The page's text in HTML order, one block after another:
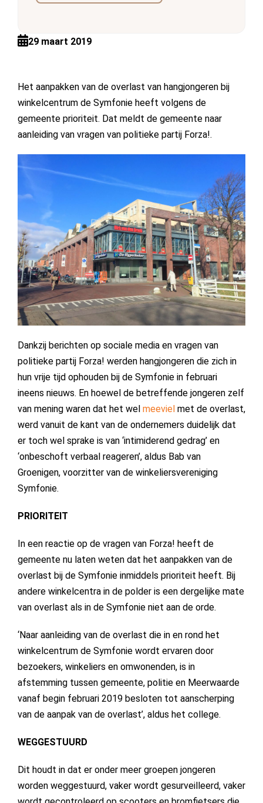
29 maart 2019
Het aanpakken van de overlast van hangjongeren bij
winkelcentrum de Symfonie heeft volgens de
gemeente prioriteit. Dat meldt de gemeente naar
aanleiding van vragen van politieke partij Forza!.
Dankzij berichten op sociale media en vragen van
politieke partij Forza! werden hangjongeren die zich in
hun vrije tijd ophouden bij de Symfonie in februari
ineens nieuws. En hoewel de betreffende jongeren zelf
van mening waren dat het wel meeviel met de overlast,
werd vanuit de kant van de ondernemers duidelijk dat
er toch wel sprake is van ‘intimiderend gedrag’ en
‘onbeschoft verbaal reageren’, aldus Bab van
Groenigen, voorzitter van de winkeliersvereniging
Symfonie.
PRIORITEIT
In een reactie op de vragen van Forza! heeft de
gemeente nu laten weten dat het aanpakken van de
overlast bij de Symfonie inmiddels prioriteit heeft. Bij
andere winkelcentra in de polder is een dergelijke mate
van overlast als in de Symfonie niet aan de orde.
‘Naar aanleiding van de overlast die in en rond het
winkelcentrum de Symfonie wordt ervaren door
bezoekers, winkeliers en omwonenden, is in
afstemming tussen gemeente, politie en Meerwaarde
vanaf begin februari 2019 besloten tot aanscherping
van de aanpak van de overlast’, aldus het college.
WEGGESTUURD
Dit houdt in dat er onder meer groepen jongeren
worden weggestuurd, vaker wordt gesurveilleerd, vaker